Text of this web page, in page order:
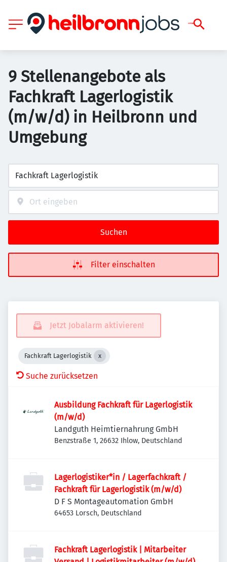
9 Stellenangebote als
Fachkraft Lagerlogistik
(m/w/d) in Heilbronn und
Umgebung
Suchen
Filter einschalten
Jetzt Jobalarm aktivieren!
Fachkraft Lagerlogistik
Suche zurücksetzen
Ausbildung Fachkraft für Lagerlogistik
(m/w/d)
Landguth Heimtiernahrung GmbH
Benzstraße 1, 26632 Ihlow, Deutschland
Lagerlogistiker*in / Lagerfachkraft /
Fachkraft für Lagerlogistik (m/w/d)
D F S Montageautomation GmbH
64653 Lorsch, Deutschland
Fachkraft Lagerlogistik | Mitarbeiter